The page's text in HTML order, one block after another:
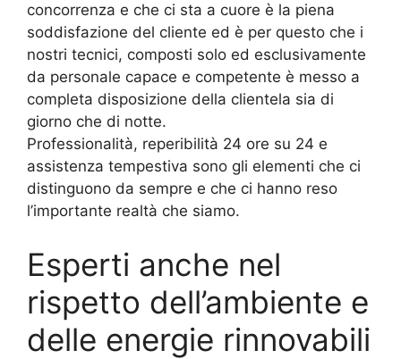
concorrenza e che ci sta a cuore è la piena
soddisfazione del cliente ed è per questo che i
nostri tecnici, composti solo ed esclusivamente
da personale capace e competente è messo a
completa disposizione della clientela sia di
giorno che di notte.
Professionalità, reperibilità 24 ore su 24 e
assistenza tempestiva sono gli elementi che ci
distinguono da sempre e che ci hanno reso
l’importante realtà che siamo.
Esperti anche nel
rispetto dell’ambiente e
delle energie rinnovabili